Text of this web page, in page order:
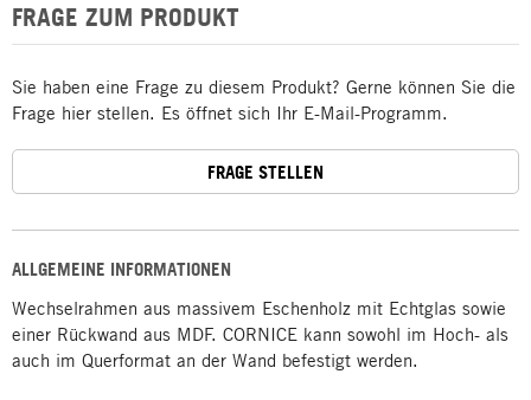
ALLGEMEINE INFORMATIONEN
Wechselrahmen aus massivem Eschenholz mit Echtglas sowie
einer Rückwand aus MDF. CORNICE kann sowohl im Hoch- als
auch im Querformat an der Wand befestigt werden.
FRAGE ZUM PRODUKT
Sie haben eine Frage zu diesem Produkt? Gerne können Sie die
Frage hier stellen. Es öffnet sich Ihr E-Mail-Programm.
FRAGE STELLEN